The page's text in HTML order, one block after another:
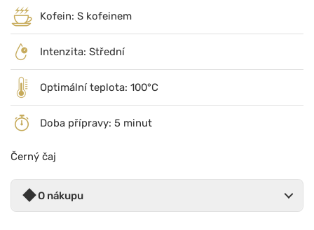
Kofein: S kofeinem
Intenzita: Střední
Optimální teplota: 100°C
Doba přípravy: 5 minut
Černý čaj
O nákupu